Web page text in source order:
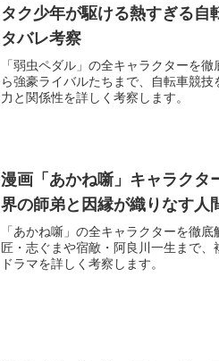
タク少年が駆ける熱すぎる自
タバレ考察
「弱虫ペダル」の全キャラクターを
ら強豪ライバルたちまで、自転車競
力と関係性を詳しく考察します。
漫画「あかね噺」キャラクタ
界の師弟と因縁が織りなす人
「あかね噺」の全キャラクターを徹
匠・志ぐまや宿敵・阿良川一生まで
ドラマを詳しく考察します。